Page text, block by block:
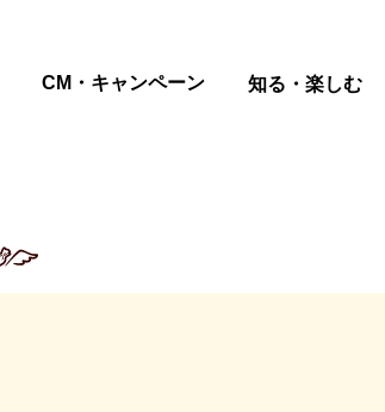
CM・キャンペーン 知る・楽しむ